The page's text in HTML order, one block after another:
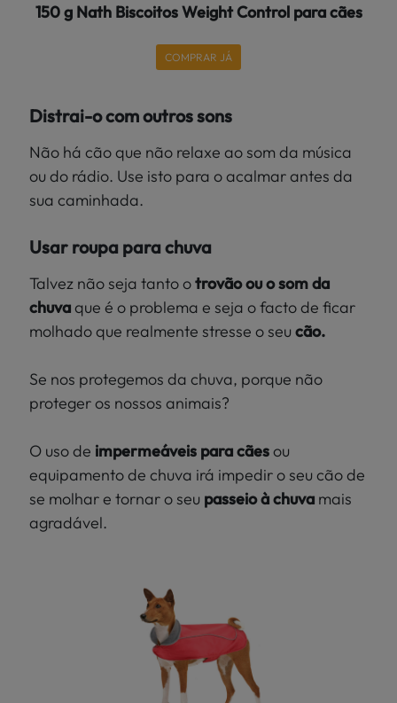
150 g Nath Biscoitos Weight Control para cães
COMPRAR JÁ
Distrai-o com outros sons
Não há cão que não relaxe ao som da música
ou do rádio. Use isto para o acalmar antes da
sua caminhada.
Usar roupa para chuva
Talvez não seja tanto otrovão ou o som da
chuvaque é o problema e seja o facto de ficar
molhado que realmente stresse o seu cão.
Se nos protegemos da chuva, porque não
proteger os nossos animais?
O uso de impermeáveis para cãesou
equipamento de chuva irá impedir o seu cão de
se molhar e tornar o seu passeio à chuva mais
agradável.